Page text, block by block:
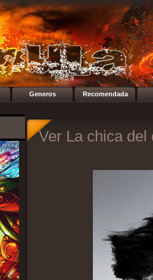
Generos Recomendada
Ver La chica del